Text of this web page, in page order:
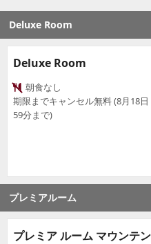
Deluxe Room
Deluxe Room
朝食なし
期限までキャンセル無料 (8月18日
59分まで)
プレミアルーム
プレミア ルーム マウンテ